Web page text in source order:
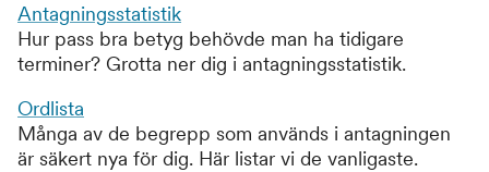
Antagningsstatistik
Hur pass bra betyg behövde man ha tidigare
terminer? Grotta ner dig i antagningsstatistik.
Ordlista
Många av de begrepp som används i antagningen
är säkert nya för dig. Här listar vi de vanligaste.